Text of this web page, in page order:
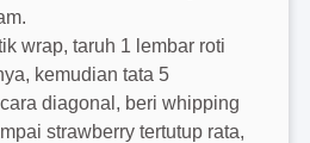
wrap, taruh 1 lembar roti
kemudian tata 5
diagonal, beri whipping
strawberry tertutup rata,